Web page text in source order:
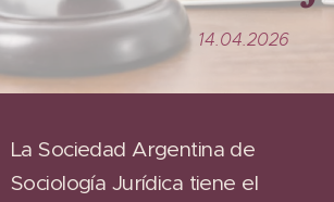
14.04.2026
La Sociedad Argentina de
Sociología Jurídica tiene el